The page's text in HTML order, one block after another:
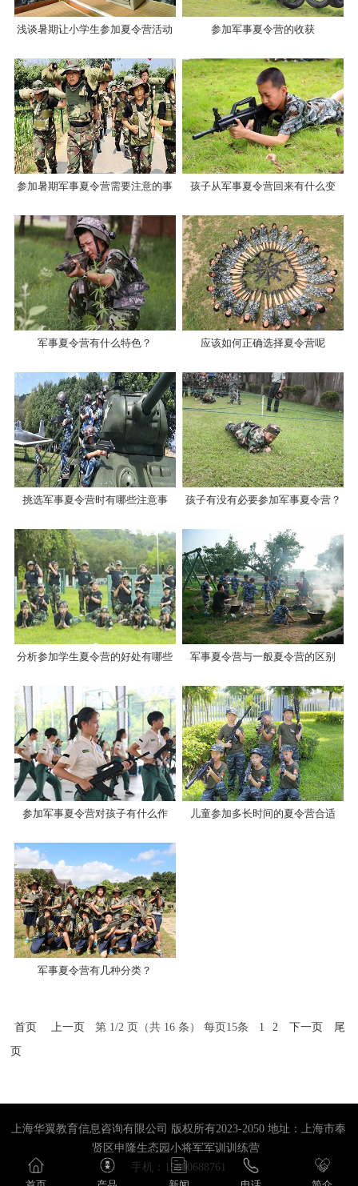
浅谈暑期让小学生参加夏令营活动 参加军事夏令营的收获
参加暑期军事夏令营需要注意的事 孩子从军事夏令营回来有什么变
军事夏令营有什么特色？ 应该如何正确选择夏令营呢
挑选军事夏令营时有哪些注意事 孩子有没有必要参加军事夏令营？
分析参加学生夏令营的好处有哪些 军事夏令营与一般夏令营的区别
参加军事夏令营对孩子有什么作 儿童参加多长时间的夏令营合适
军事夏令营有几种分类？
首页 上一页 第 1/2 页（共 16 条） 每页15条 1 2 下一页
尾
页
上海华翼教育信息咨询有限公司 版权所有2023-2050 地址：上海市奉
贤区申隆生态园小将军军训训练营
手机：15800688761